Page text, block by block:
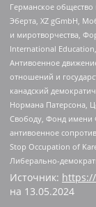
Германское
Эберта, XZ gGmbH,
и миротворчества,
International
Антивоенное
отношений и
канадский
Нормана Патерсона,
Свободу, Фонд имени
антивоенное
Stop Occupation of
Либерально-
Источник:
на 13.05.2024